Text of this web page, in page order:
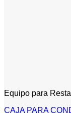
Equipo para
CAJA PARA